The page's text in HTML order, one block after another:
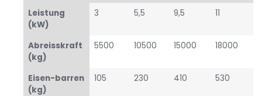
Leistung
(kW)
3 5,5 9,5 11
Abreisskraft
(kg)
5500 10500 15000 18000
Eisen-barren
(kg)
105 230 410 530